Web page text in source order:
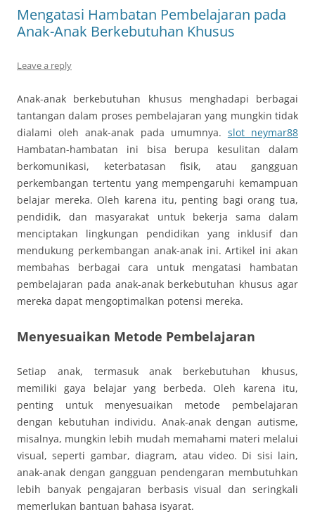
Mengatasi Hambatan Pembelajaran pada
Anak-Anak Berkebutuhan Khusus
Leave a reply
Anak-anak berkebutuhan khusus menghadapi berbagai
tantangan dalam proses pembelajaran yang mungkin tidak
dialami oleh anak-anak pada umumnya. slot neymar88
Hambatan-hambatan ini bisa berupa kesulitan dalam
berkomunikasi, keterbatasan fisik, atau gangguan
perkembangan tertentu yang mempengaruhi kemampuan
belajar mereka. Oleh karena itu, penting bagi orang tua,
pendidik, dan masyarakat untuk bekerja sama dalam
menciptakan lingkungan pendidikan yang inklusif dan
mendukung perkembangan anak-anak ini. Artikel ini akan
membahas berbagai cara untuk mengatasi hambatan
pembelajaran pada anak-anak berkebutuhan khusus agar
mereka dapat mengoptimalkan potensi mereka.
Menyesuaikan Metode Pembelajaran
Setiap anak, termasuk anak berkebutuhan khusus,
memiliki gaya belajar yang berbeda. Oleh karena itu,
penting untuk menyesuaikan metode pembelajaran
dengan kebutuhan individu. Anak-anak dengan autisme,
misalnya, mungkin lebih mudah memahami materi melalui
visual, seperti gambar, diagram, atau video. Di sisi lain,
anak-anak dengan gangguan pendengaran membutuhkan
lebih banyak pengajaran berbasis visual dan seringkali
memerlukan bantuan bahasa isyarat.